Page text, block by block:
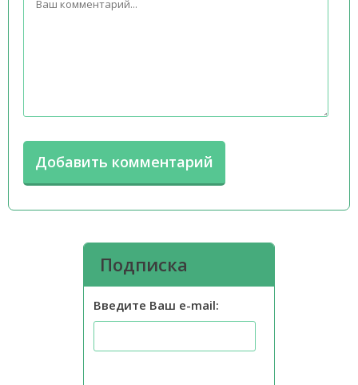
Подписка
Введите Ваш e-mail: